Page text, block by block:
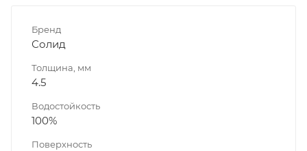
Бренд
Солид
Толщина, мм
4.5
Водостойкость
100%
Поверхность